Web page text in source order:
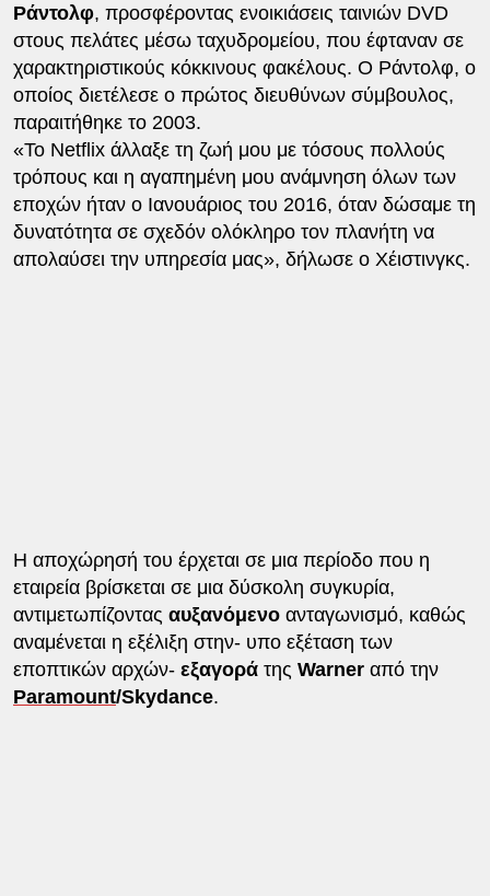
Ράντολφ, προσφέροντας ενοικιάσεις ταινιών DVD
στους πελάτες μέσω ταχυδρομείου, που έφταναν σε
χαρακτηριστικούς κόκκινους φακέλους. Ο Ράντολφ, ο
οποίος διετέλεσε ο πρώτος διευθύνων σύμβουλος,
παραιτήθηκε το 2003.
«Το Netflix άλλαξε τη ζωή μου με τόσους πολλούς
τρόπους και η αγαπημένη μου ανάμνηση όλων των
εποχών ήταν ο Ιανουάριος του 2016, όταν δώσαμε τη
δυνατότητα σε σχεδόν ολόκληρο τον πλανήτη να
απολαύσει την υπηρεσία μας», δήλωσε ο Χέιστινγκς.
Η αποχώρησή του έρχεται σε μια περίοδο που η
εταιρεία βρίσκεται σε μια δύσκολη συγκυρία,
αντιμετωπίζοντας αυξανόμενοανταγωνισμό, καθώς
αναμένεται η εξέλιξη στην- υπο εξέταση των
εποπτικών αρχών- εξαγοράτης Warnerαπό την
Paramount/Skydance.